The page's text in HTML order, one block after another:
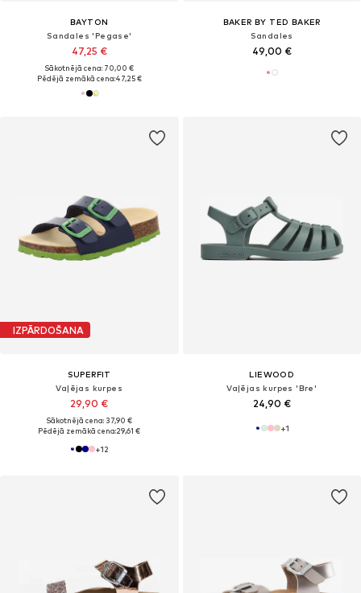
BAYTON
Sandales 'Pegase'
47,25 €
Sākotnējā cena: 70,00 €
Pēdējā zemākā cena:47,25 €
BAKER BY TED BAKER
Sandales
49,00 €
IZPĀRDOŠANA
SUPERFIT
Vaļējas kurpes
29,90 €
Sākotnējā cena: 37,90 €
Pēdējā zemākā cena:29,61 €
+12
LIEWOOD
Vaļējas kurpes 'Bre'
24,90 €
+1